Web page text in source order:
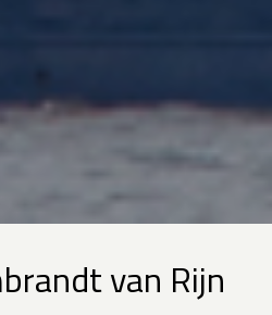
van Rijn